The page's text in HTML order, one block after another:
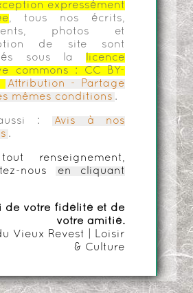
expressément
, tous nos écrits,
photos et
de site sont
sous la
licence
commons :
CC BY-
Attribution - Partage
mêmes conditions .
:
Avis à nos
.
renseignement,
nous
en cliquant
de votre fidélité et de
votre amitié.
Vieux Revest | Loisir
& Culture